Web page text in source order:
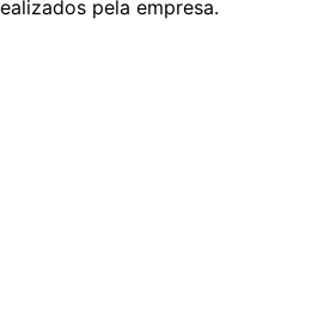
pela empresa.